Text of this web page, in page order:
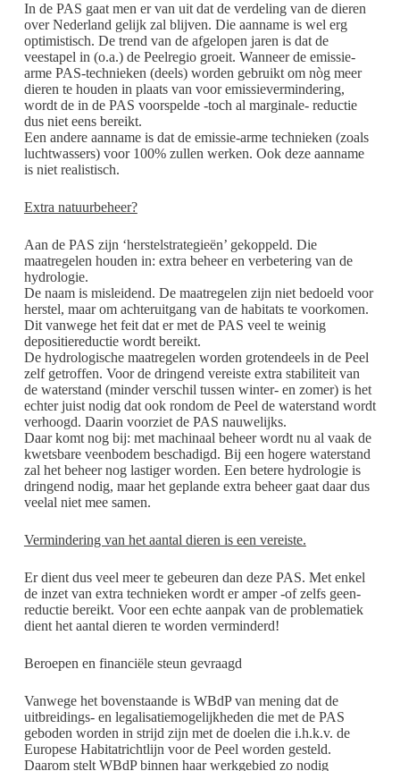
In de PAS gaat men er van uit dat de verdeling van de dieren
over Nederland gelijk zal blijven. Die aanname is wel erg
optimistisch. De trend van de afgelopen jaren is dat de
veestapel in (o.a.) de Peelregio groeit. Wanneer de emissie-
arme PAS-technieken (deels) worden gebruikt om nòg meer
dieren te houden in plaats van voor emissievermindering,
wordt de in de PAS voorspelde -toch al marginale- reductie
dus niet eens bereikt.
Een andere aanname is dat de emissie-arme technieken (zoals
luchtwassers) voor 100% zullen werken. Ook deze aanname
is niet realistisch.
Extra natuurbeheer?
Aan de PAS zijn ‘herstelstrategieën’ gekoppeld. Die
maatregelen houden in: extra beheer en verbetering van de
hydrologie.
De naam is misleidend. De maatregelen zijn niet bedoeld voor
herstel, maar om achteruitgang van de habitats te voorkomen.
Dit vanwege het feit dat er met de PAS veel te weinig
depositiereductie wordt bereikt.
De hydrologische maatregelen worden grotendeels in de Peel
zelf getroffen. Voor de dringend vereiste extra stabiliteit van
de waterstand (minder verschil tussen winter- en zomer) is het
echter juist nodig dat ook rondom de Peel de waterstand wordt
verhoogd. Daarin voorziet de PAS nauwelijks.
Daar komt nog bij: met machinaal beheer wordt nu al vaak de
kwetsbare veenbodem beschadigd. Bij een hogere waterstand
zal het beheer nog lastiger worden. Een betere hydrologie is
dringend nodig, maar het geplande extra beheer gaat daar dus
veelal niet mee samen.
Vermindering van het aantal dieren is een vereiste.
Er dient dus veel meer te gebeuren dan deze PAS. Met enkel
de inzet van extra technieken wordt er amper -of zelfs geen-
reductie bereikt. Voor een echte aanpak van de problematiek
dient het aantal dieren te worden verminderd!
Beroepen en financiële steun gevraagd
Vanwege het bovenstaande is WBdP van mening dat de
uitbreidings- en legalisatiemogelijkheden die met de PAS
geboden worden in strijd zijn met de doelen die i.h.k.v. de
Europese Habitatrichtlijn voor de Peel worden gesteld.
Daarom stelt WBdP binnen haar werkgebied zo nodig